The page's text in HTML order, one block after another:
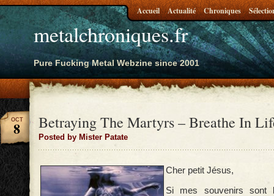
metalchroniques.fr
Pure Fucking Metal Webzine since 2001
Accueil Actualité Chroniques
Betraying The Martyrs – Breathe In
Posted by Mister Patate
OCT
8
Cher petit Jésus,
Si mes souvenirs sont